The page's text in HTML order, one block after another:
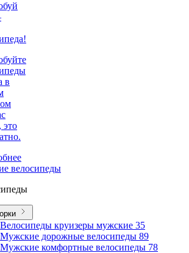
в
это
велосипеды
Велосипеды круизеры мужские 35
Мужские дорожные велосипеды 89
Мужские комфортные велосипеды 78